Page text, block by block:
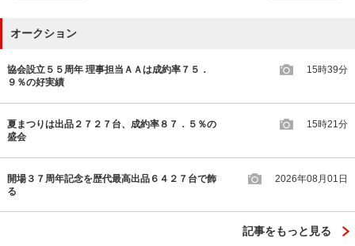
オークション
協会設立５５周年 理事担当ＡＡは成約率７５．
９％の好実績
15時39分
夏まつりは出品２７２７台、成約率８７．５％の
盛会
15時21分
開場３７周年記念を歴代最高出品６４２７台で飾
る
2026年08月01日
記事をもっと見る